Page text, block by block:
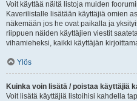
Voit käyttää näitä listoja muiden
Kaverilistalle lisätään käyttäjiä omien
näkemään jos he ovat paikalla ja
riippuen näiden käyttäjien viestit
vihamieheksi, kaikki käyttäjän
Ylös
Kuinka voin lisätä / poistaa käyttäjiä
Voit lisätä käyttäjiä listoihisi kahdella